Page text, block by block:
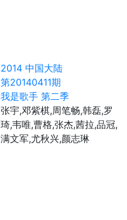
2014 中国大陆
第20140411期
我是歌手 第二季
张宇,邓紫棋,周笔畅,韩磊,罗
琦,韦唯,曹格,张杰,茜拉,品冠,
满文军,尤秋兴,颜志琳